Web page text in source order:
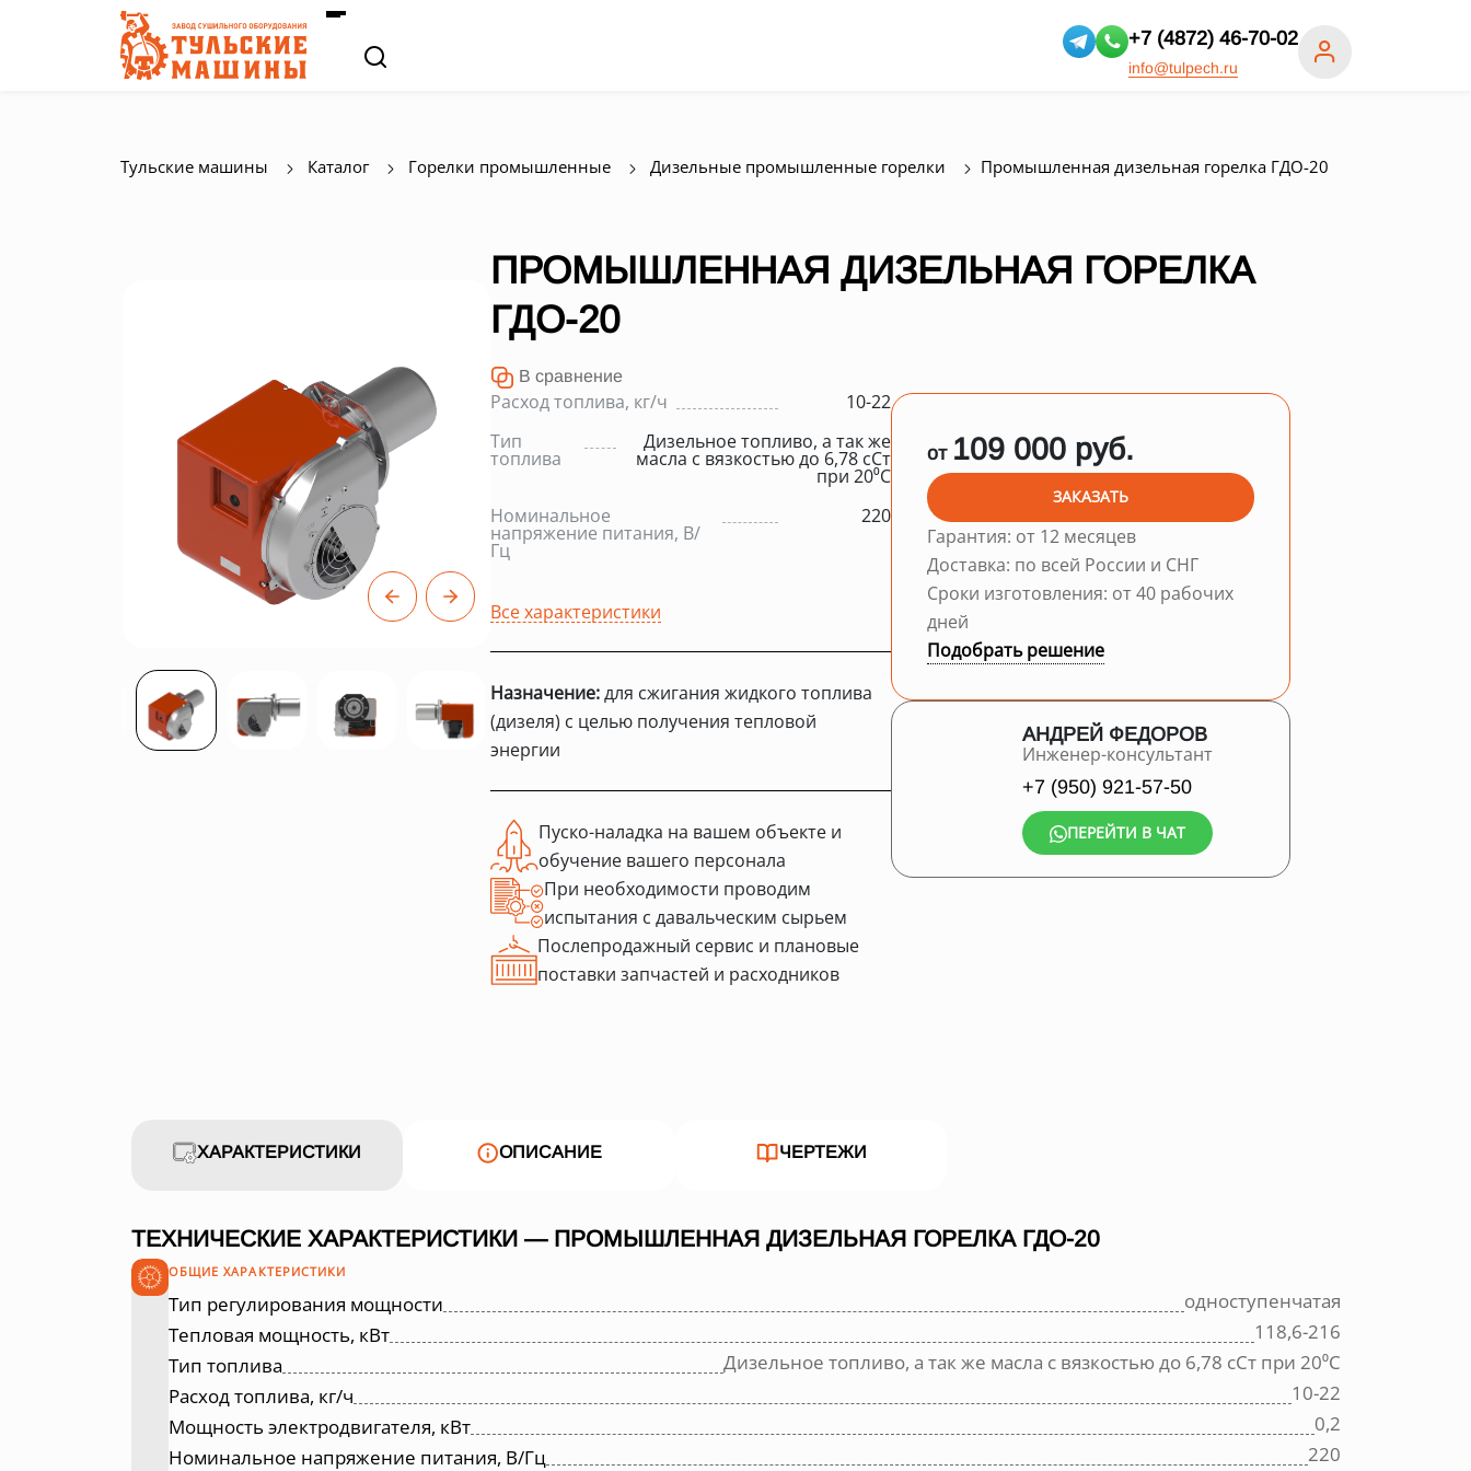
+7 (4872) 46-70-02
info@tulpech.ru
Тульские машины Каталог Горелки промышленные Дизельные промышленные горелки Промышленная дизельная горелка ГДО-20
ПРОМЫШЛЕННАЯ ДИЗЕЛЬНАЯ ГОРЕЛКА
ГДО-20
В сравнение
Расход топлива, кг/ч
10-22
Тип
топлива
Дизельное топливо, а так же
масла с вязкостью до 6,78 сСт
при 20⁰С
Номинальное
напряжение питания, В/
Гц
220
Все характеристики
Назначение:для сжигания жидкого топлива
(дизеля) с целью получения тепловой
энергии
Пуско-наладка на вашем объекте и
обучение вашего персонала
При необходимости проводим
испытания с давальческим сырьем
Послепродажный сервис и плановые
поставки запчастей и расходников
от 109 000 руб.
ЗАКАЗАТЬ
Гарантия: от 12 месяцев
Доставка: по всей России и СНГ
Сроки изготовления: от 40 рабочих
дней
Подобрать решение
АНДРЕЙ ФЕДОРОВ
Инженер-консультант
+7 (950) 921-57-50
ПЕРЕЙТИ В ЧАТ
ХАРАКТЕРИСТИКИ ОПИСАНИЕ ЧЕРТЕЖИ
ТЕХНИЧЕСКИЕ ХАРАКТЕРИСТИКИ — ПРОМЫШЛЕННАЯ ДИЗЕЛЬНАЯ ГОРЕЛКА ГДО-20
ОБЩИЕ ХАРАКТЕРИСТИКИ
Тип регулирования мощности
одноступенчатая
Тепловая мощность, кВт
118,6-216
Тип топлива
Дизельное топливо, а так же масла с вязкостью до 6,78 сСт при 20⁰С
Расход топлива, кг/ч
10-22
Мощность электродвигателя, кВт
0,2
Номинальное напряжение питания, В/Гц
220